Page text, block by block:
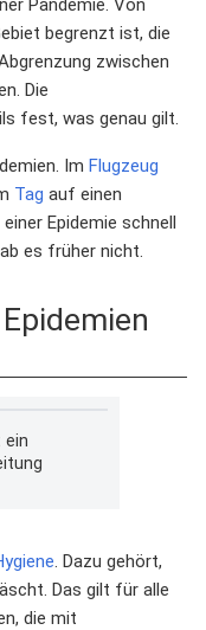
Pandemie. Von
begrenzt ist, die
zwischen
Die
fest, was genau gilt.
Im Flugzeug
Tag auf einen
Epidemie schnell
es früher nicht.
ein
. Dazu gehört,
Das gilt für alle
die mit